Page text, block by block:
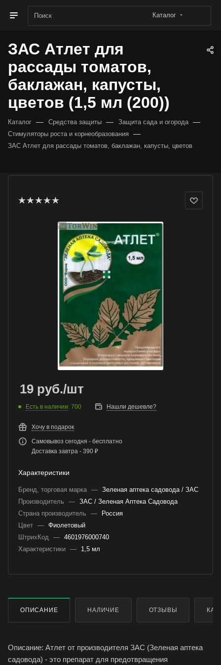
Каталог
ЗАС Атлет для
рассады томатов,
баклажан, капусты,
цветов (1,5 мл (200))
Каталог — Средства защиты — Защита сада и огорода —
Стимуляторы роста и корнеобразования —
ЗАС Атлет для рассады томатов, баклажан, капусты, цветов
19 руб./шт
Есть в наличии: 700 Нашли дешевле?
Хочу в подарок
Самовывоз сегодня - бесплатно
Доставка завтра - 390 ₽
Характеристики
Бренд, торговая марка — Зеленая аптека садовода / ЗАС
Производитель
— ЗАС / Зеленая Аптека Садовода
Страна производитель
—
Россия
Цвет — Фиолетовый
ШтрихКод — 4601976000740
Характеристики — 1,5 мл
ОПИСАНИЕ НАЛИЧИЕ ОТЗЫВЫ
Описание: Атлет от производителя ЗАС (Зеленая аптека
садовода) - это препарат для предотвращения